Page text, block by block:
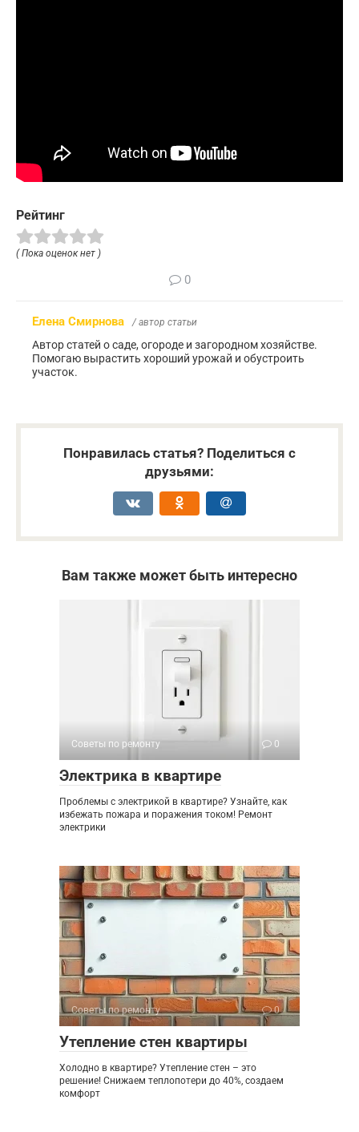
Рейтинг
( Пока оценок нет )
0
Елена Смирнова / автор статьи
Автор статей о саде, огороде и загородном хозяйстве.
Помогаю вырастить хороший урожай и обустроить
участок.
Понравилась статья? Поделиться с
друзьями:
Вам также может быть интересно
Советы по ремонту 0
Электрика в квартире
Проблемы с электрикой в квартире? Узнайте, как
избежать пожара и поражения током! Ремонт
электрики
Советы по ремонту 0
Утепление стен квартиры
Холодно в квартире? Утепление стен – это
решение! Снижаем теплопотери до 40%, создаем
комфорт